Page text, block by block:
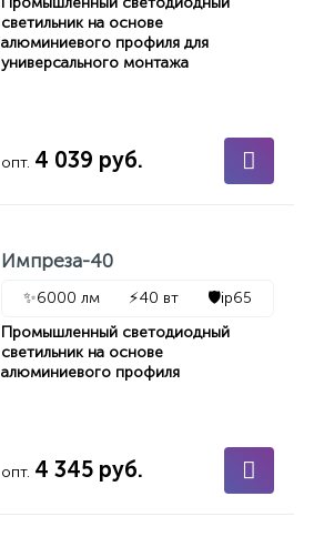
светильник на основе
алюминиевого профиля для
универсального монтажа
опт. 4 039 руб.
Импреза-40
✨6000 лм ⚡40 вт 🛡️ip65
Промышленный светодиодный
светильник на основе
алюминиевого профиля
опт. 4 345 руб.